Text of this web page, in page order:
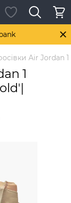
Air Jordan
1